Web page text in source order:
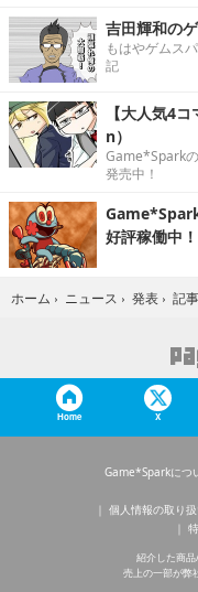
吉田輝和の
もはやゲムス
記
【大人気4
n）
Game*Spark
発売中！
好評稼働中！
ホーム › ニュース › 発表 › 記事
Home X
Game*Sparkにつ
個人情報の取り
紹介した商品
売上の一部が弊